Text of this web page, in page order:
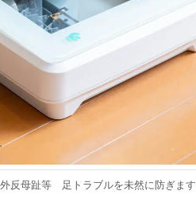
反母趾等 足トラブルを未然に防ぎます